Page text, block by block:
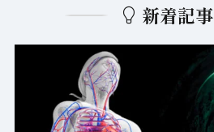
新着記事